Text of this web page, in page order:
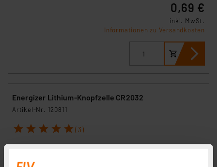
0,69 €
inkl. MwSt.
Informationen zu Versandkosten
Energizer Lithium-Knopfzelle CR2032
Artikel-Nr. 120811
1 2 3 4 5 (3)
0,95 €